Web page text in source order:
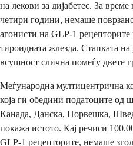
на лекови за дијабетес. За
четири години, немаше
агонисти на GLP-1
тироидната жлезда. Стапката
всушност слична помеѓу двете
Меѓународна мултицентрична
која ги обедини податоците од
Канада, Данска, Норвешка,
покажа истото. Кај речиси
GLP-1 рецепторите, немаше